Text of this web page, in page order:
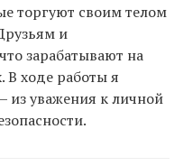
торгуют своим телом
и
зарабатывают на
В ходе работы я
из уважения к личной